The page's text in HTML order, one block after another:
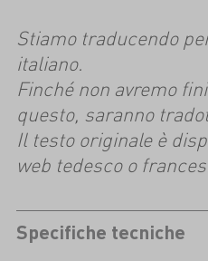
Stiamo traducendo
italiano.
Finché non avremo
questo, saranno
Il testo originale è
web tedesco o
Specifiche tecniche